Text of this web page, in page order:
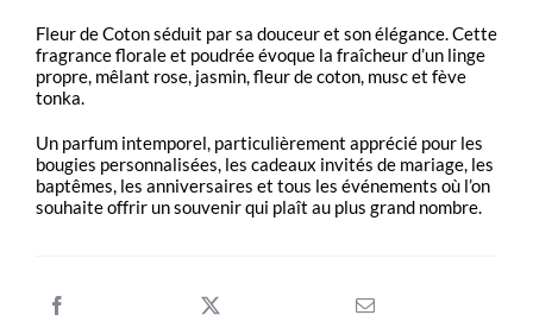
Fleur de Coton séduit par sa douceur et son élégance. Cette
fragrance florale et poudrée évoque la fraîcheur d’un linge
propre, mêlant rose, jasmin, fleur de coton, musc et fève
tonka.
Un parfum intemporel, particulièrement apprécié pour les
bougies personnalisées, les cadeaux invités de mariage, les
baptêmes, les anniversaires et tous les événements où l’on
souhaite offrir un souvenir qui plaît au plus grand nombre.